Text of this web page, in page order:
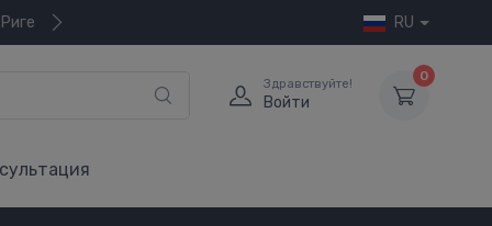
RU
Здравствуйте!
Войти
0